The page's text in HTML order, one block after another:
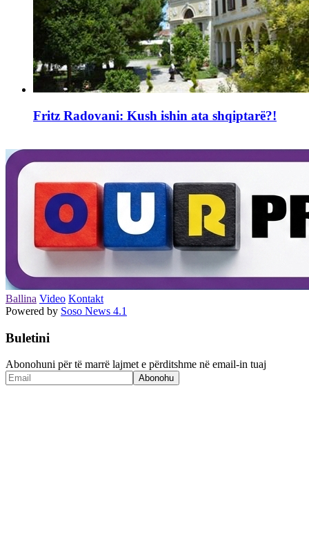
Fritz Radovani: Kush ishin ata shqiptarë?!
Ballina Video Kontakt
Powered by Soso News 4.1
Buletini
Abonohuni për të marrë lajmet e përditshme në email-in tuaj
Abonohu